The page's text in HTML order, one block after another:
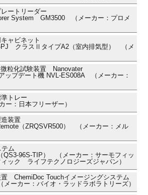
ートリーダー
System GM3500 （メーカー：プロメ
ャビネット
PJ クラスⅡタイプA2（室内排気型） （メ
粒化試験装置 Nanovater
ップデート機 NVL-ES008A （メーカー：
トレー
：日本フリーザー）
装置
（ZRQSVR500） （メーカー：メル
テム
QS3-96S-TIP） （メーカー：サーモフィッ
ック ライフテクノロジーズジャパン）
ChemiDoc Touchイメージングシステム
ーカー：バイオ・ラッドラボラトリーズ）